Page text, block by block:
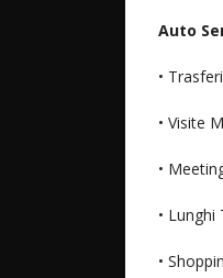
Auto
•
• Visite
•
•
•